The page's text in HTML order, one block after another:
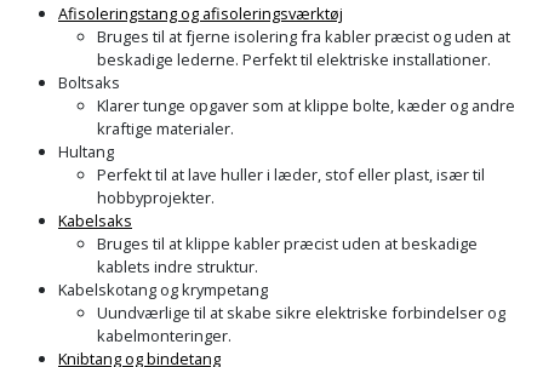
Afisoleringstang og afisoleringsværktøj
Bruges til at fjerne isolering fra kabler præcist og uden at
beskadige lederne. Perfekt til elektriske installationer.
Boltsaks
Klarer tunge opgaver som at klippe bolte, kæder og andre
kraftige materialer.
Hultang
Perfekt til at lave huller i læder, stof eller plast, især til
hobbyprojekter.
Kabelsaks
Bruges til at klippe kabler præcist uden at beskadige
kablets indre struktur.
Kabelskotang og krympetang
Uundværlige til at skabe sikre elektriske forbindelser og
kabelmonteringer.
Knibtang og bindetang